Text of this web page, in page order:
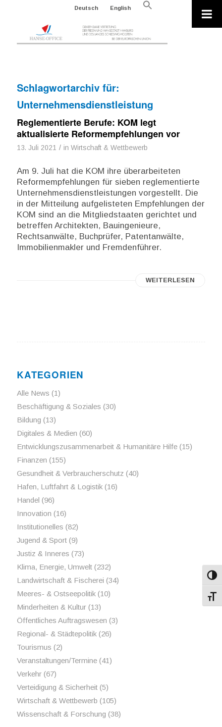
Deutsch English
Search
Schlagwortarchiv für:
Unternehmensdienstleistung
Reglementierte Berufe: KOM legt
aktualisierte Reformempfehlungen vor
13. Juli 2021 / in Wirtschaft & Wettbewerb
Am 9. Juli hat die KOM ihre überarbeiteten
Reformempfehlungen für sieben reglementierte
Unternehmensdienstleistungen vorgestellt. Die
in der Mitteilung aufgelisteten Empfehlungen der
KOM sind an die Mitgliedstaaten gerichtet und
betreffen Architekten, Bauingenieure,
Rechtsanwälte, Buchprüfer, Patentanwälte,
Immobilienmakler und Fremdenführer.
WEITERLESEN
KATEGORIEN
Alle News (1)
Beschäftigung & Soziales (30)
Bildung (13)
Digitales & Medien (60)
Entwicklungszusammenarbeit & Humanitäre Hilfe(15)
Finanzen (155)
Gesundheit & Verbraucherschutz (40)
Hafen, Luftfahrt & Logistik(16)
Handel (96)
Innovation (16)
Institutionelles (82)
Jugend & Sport(9)
Justiz & Inneres (73)
Klima, Energie, Umwelt(232)
Landwirtschaft & Fischerei (34)
Meeres- & Ostseepolitik(10)
Minderheiten & Kultur(13)
Öffentliches Auftragswesen (3)
Regional- & Städtepolitik(26)
Tourismus (2)
Veranstaltungen/Termine(41)
Verkehr(67)
Verteidigung & Sicherheit(5)
Wirtschaft & Wettbewerb (105)
Wissenschaft & Forschung (38)